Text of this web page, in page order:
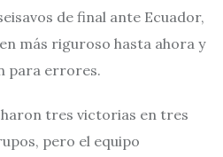
de final ante Ecuador,
más riguroso hasta ahora y
para errores.
tres victorias en tres
pero el equipo